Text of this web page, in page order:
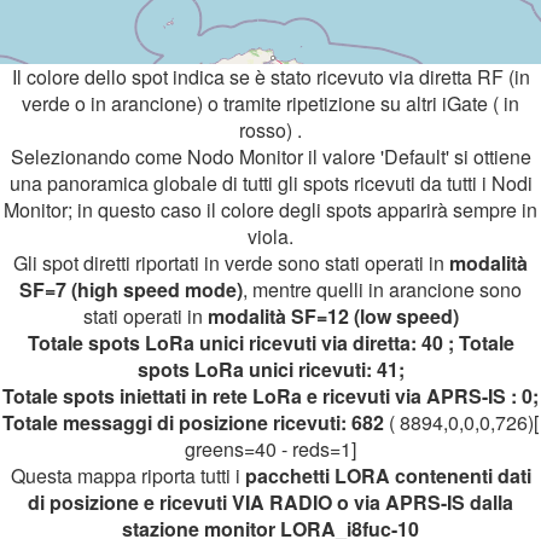
Il colore dello spot indica se è stato ricevuto via diretta RF (in
verde o in arancione) o tramite ripetizione su altri iGate ( in
rosso) .
Selezionando come Nodo Monitor il valore 'Default' si ottiene
una panoramica globale di tutti gli spots ricevuti da tutti i Nodi
Monitor; in questo caso il colore degli spots apparirà sempre in
viola.
Gli spot diretti riportati in verde sono stati operati in modalità
SF=7 (high speed mode), mentre quelli in arancione sono
stati operati in modalità SF=12 (low speed)
Totale spots LoRa unici ricevuti via diretta: 40 ; Totale
spots LoRa unici ricevuti: 41;
Totale spots iniettati in rete LoRa e ricevuti via APRS-IS : 0;
Totale messaggi di posizione ricevuti: 682 ( 8894,0,0,0,726)[
greens=40 - reds=1]
Questa mappa riporta tutti i pacchetti LORA contenenti dati
di posizione e ricevuti VIA RADIO o via APRS-IS dalla
stazione monitor LORA_i8fuc-10